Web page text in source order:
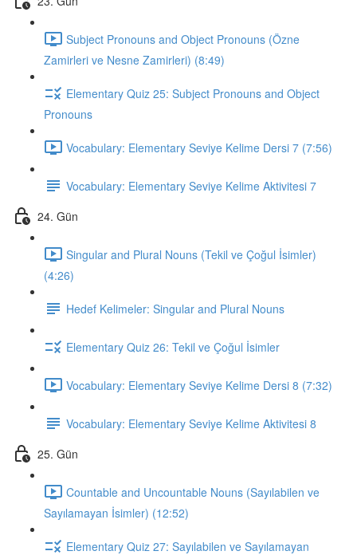
Subject Pronouns and Object Pronouns (Özne
Zamirleri ve Nesne Zamirleri) (8:49)
Elementary Quiz 25: Subject Pronouns and Object
Pronouns
Vocabulary: Elementary Seviye Kelime Dersi 7 (7:56)
Vocabulary: Elementary Seviye Kelime Aktivitesi 7
24. Gün
Singular and Plural Nouns (Tekil ve Çoğul İsimler)
(4:26)
Hedef Kelimeler: Singular and Plural Nouns
Elementary Quiz 26: Tekil ve Çoğul İsimler
Vocabulary: Elementary Seviye Kelime Dersi 8 (7:32)
Vocabulary: Elementary Seviye Kelime Aktivitesi 8
25. Gün
Countable and Uncountable Nouns (Sayılabilen ve
Sayılamayan İsimler) (12:52)
Elementary Quiz 27: Sayılabilen ve Sayılamayan